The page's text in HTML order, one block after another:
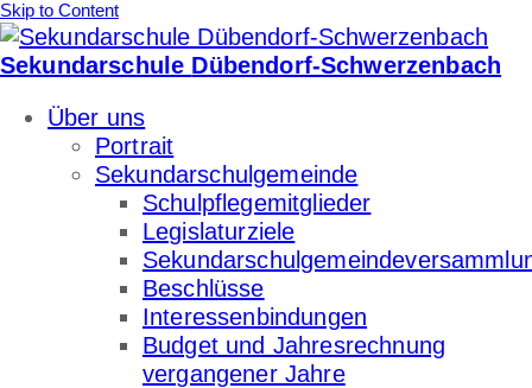
Skip to Content
Sekundarschule Dübendorf-Schwerzenbach
Über uns
Portrait
Sekundarschulgemeinde
Schulpflegemitglieder
Legislaturziele
Beschlüsse
Interessenbindungen
Budget und Jahresrechnung
vergangener Jahre